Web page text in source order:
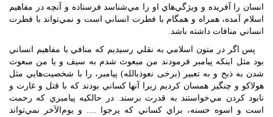
انسان را آفريده و ويژگي‌هاي او را مي‌شناسد فرستاده و آنچه در مفاهيم
اسلام آمده، همراه و همگام با فطرت انساني است و نمي‌تواند با فطرت
انساني منافات داشته باشد.
پس اگر در متون اسلامي به نقلي رسيديم كه منافي با مفاهيم انساني
بود مثل اينكه پيامبر فرمودند من مبعوث شدم به سيف و يا من مبعوث
شدن به ذبح و به تعبير (برخی نعوذ‌بالله) پيامبر، را با شخصيت‌هايي مثل
هولاكو و چنگيز همسان كرديم زيرا آنها كساني بودند كه با قتل و غارت و
نابود كردن مي‌خواستند به قدرت برسند. در حالكيه پيامبري كه رحمت
است و اسوه حسنه، براي كساني كه يرجوا .... و يوم‌الآخر نمي‌تواند